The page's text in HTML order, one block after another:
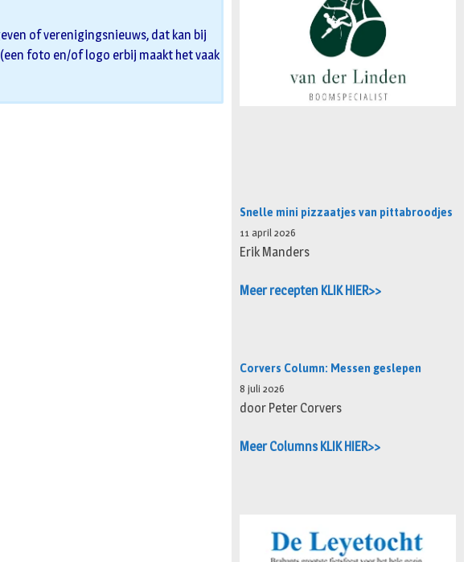
of verenigingsnieuws, dat kan bij
foto en/of logo erbij maakt het vaak
Snelle mini pizzaatjes van pittabroodjes
11 april 2026
Erik Manders
Meer recepten KLIK HIER>>
Corvers Column: Messen geslepen
8 juli 2026
door Peter Corvers
Meer Columns KLIK HIER>>